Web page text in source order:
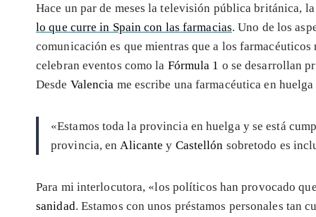
Hace un par de meses la televisión pública británica,
lo que curre in Spain con las farmacias. Uno de los
comunicación es que mientras que a los
celebran eventos como la Fórmula 1 o se desarrollan
Desde Valencia me escribe una farmacéutica en
«Estamos toda la provincia en huelga y se está
provincia, en Alicante y Castellón sobretodo es
Para mi interlocutora, «los políticos han provocado
sanidad. Estamos con unos préstamos personales tan